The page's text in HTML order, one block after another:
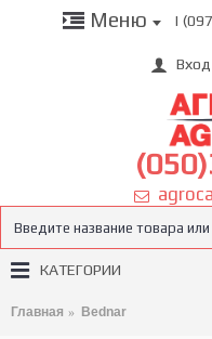
Меню |
Вход
КАТЕГОРИИ
Главная Bednar